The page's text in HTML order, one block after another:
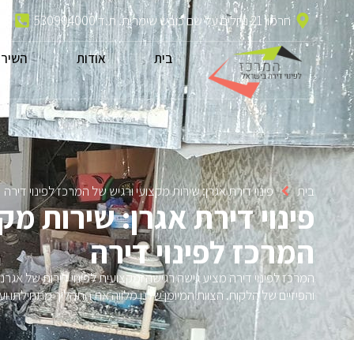
חרמון 21 נחלים על שם כובש שימרית. ת.ד 530904000
בית אודות
בית פינוי דירת אגרן: שירות מקצועי ורגיש של המרכז לפינוי דירה
פינוי דירת אגרן: שירות
המרכז לפינוי דירה
המרכז לפינוי דירה מציע גישה רגישה ומקצועית לפינוי דירות של
והפיזיים של הלקוח. הצוות המיומן שלנו מלווה את התהליך מתחילתו